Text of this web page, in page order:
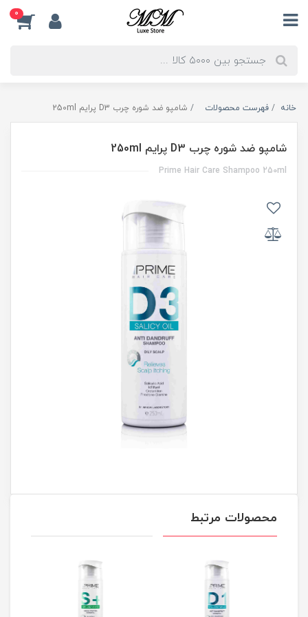
0
خانه فهرست محصولات شامپو ضد شوره چرب D3 پرایم 250ml
شامپو ضد شوره چرب D3 پرایم 250ml
Prime Hair Care Shampoo 250ml
محصولات مرتبط